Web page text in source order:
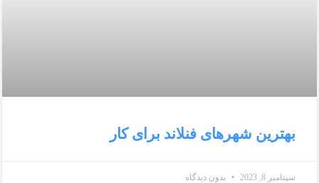
بهترین شهرهای فنلاند برای کار
سپتامبر 8, 2023 بدون دیدگاه